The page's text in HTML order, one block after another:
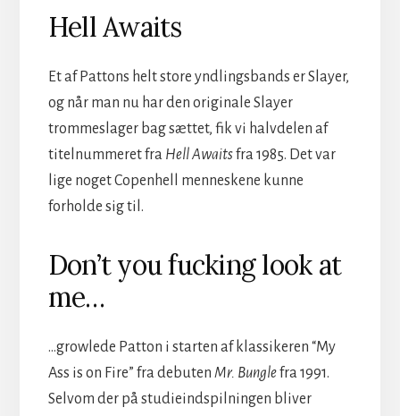
Hell Awaits
Et af Pattons helt store yndlingsbands er Slayer,
og når man nu har den originale Slayer
trommeslager bag sættet, fik vi halvdelen af
titelnummeret fra Hell Awaitsfra 1985. Det var
lige noget Copenhell menneskene kunne
forholde sig til.
Don’t you fucking look at
me…
…growlede Patton i starten af klassikeren “My
Ass is on Fire” fra debuten Mr. Bunglefra 1991.
Selvom der på studieindspilningen bliver